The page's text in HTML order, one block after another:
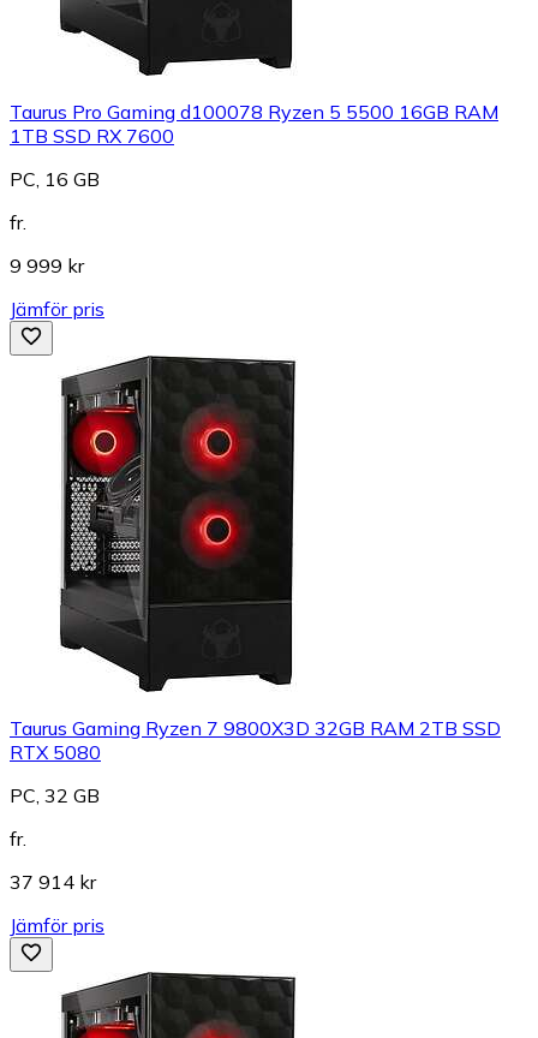
Taurus Pro Gaming d100078 Ryzen 5 5500 16GB RAM
1TB SSD RX 7600
PC, 16 GB
fr.
9 999 kr
Jämför pris
Taurus Gaming Ryzen 7 9800X3D 32GB RAM 2TB SSD
RTX 5080
PC, 32 GB
fr.
37 914 kr
Jämför pris